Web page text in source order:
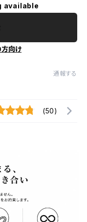
available
向け
通報する
(50)